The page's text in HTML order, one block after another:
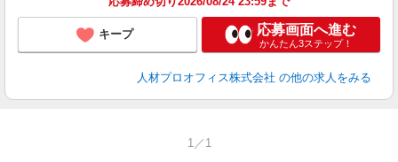
キープ 応募画面へ進む
かんたん3ステップ！
人材プロオフィス株式会社 の他の求人をみる
1／1